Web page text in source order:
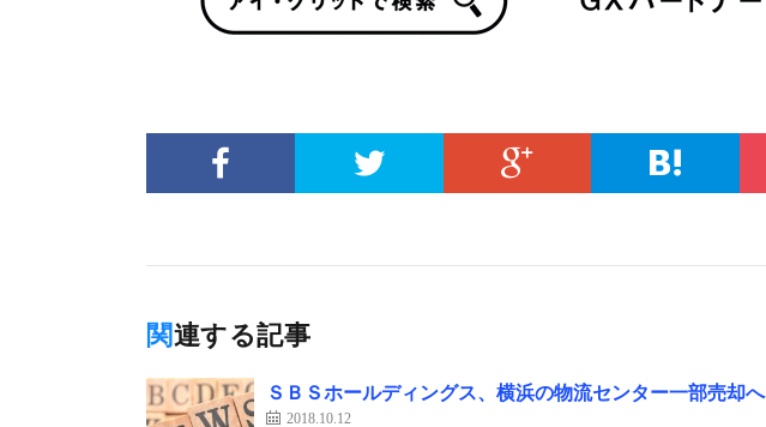
関連する記事
ＳＢＳホールディングス、横浜の物流センター一部売却へ
2018.10.12